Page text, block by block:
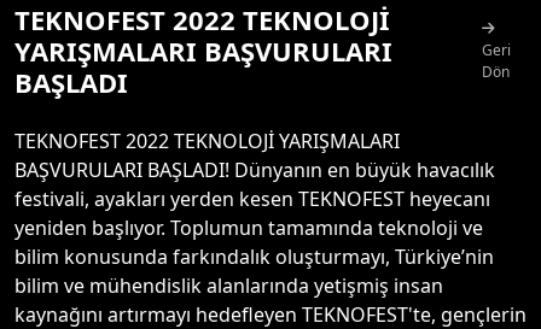
TEKNOFEST 2022 TEKNOLOJİ
YARIŞMALARI BAŞVURULARI
BAŞLADI
Geri
Dön
TEKNOFEST 2022 TEKNOLOJİ YARIŞMALARI
BAŞVURULARI BAŞLADI! Dünyanın en büyük havacılık
festivali, ayakları yerden kesen TEKNOFEST heyecanı
yeniden başlıyor. Toplumun tamamında teknoloji ve
bilim konusunda farkındalık oluşturmayı, Türkiye’nin
bilim ve mühendislik alanlarında yetişmiş insan
kaynağını artırmayı hedefleyen TEKNOFEST'te, gençlerin